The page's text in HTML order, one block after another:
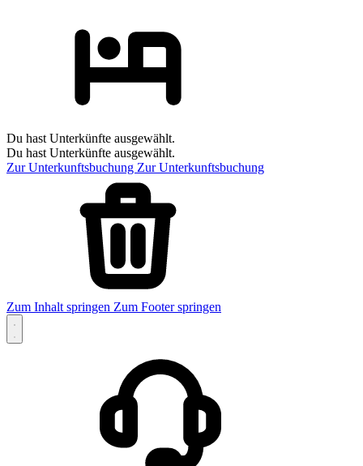
Du hast Unterkünfte ausgewählt.
Du hast Unterkünfte ausgewählt.
Zur Unterkunftsbuchung Zur Unterkunftsbuchung
Zum Inhalt springen Zum Footer springen